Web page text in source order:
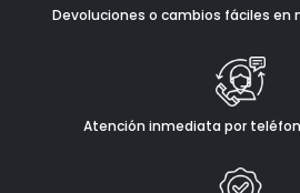
Devoluciones o cambios fáciles en
Atención inmediata por